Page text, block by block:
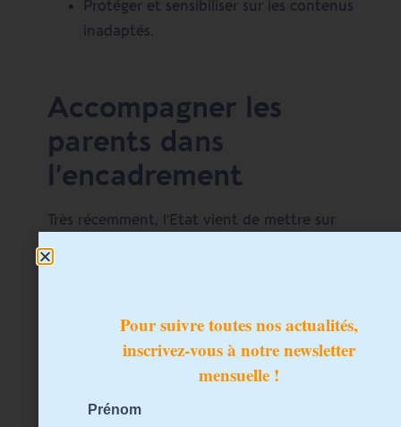
Protéger et sensibiliser sur les contenus
inadaptés.
Accompagner les
parents dans
l’encadrement
Très récemment, l’Etat vient de mettre sur
pied un site pour accompagner les parents
dans la mise en œuvre de ces mesures,
comment installer le contrôle parental sur
vos ordinateurs et consoles, paramétrer le
filtrage de certains contenus sur les réseaux